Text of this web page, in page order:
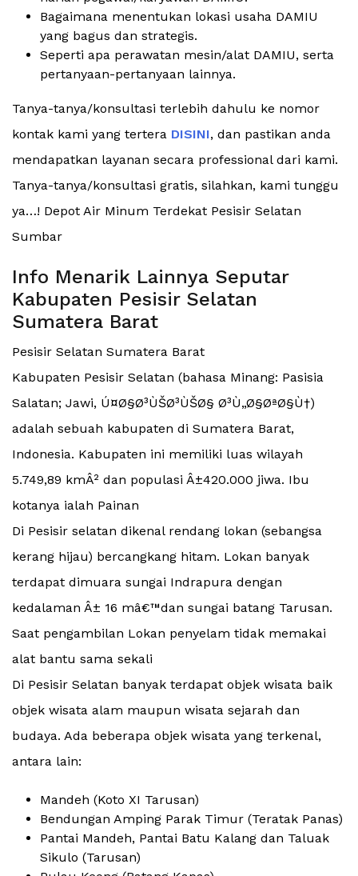
Bagaimana menentukan lokasi usaha DAMIU
yang bagus dan strategis.
Seperti apa perawatan mesin/alat DAMIU, serta
pertanyaan-pertanyaan lainnya.
Tanya-tanya/konsultasi terlebih dahulu ke nomor
kontak kami yang tertera DISINI, dan pastikan anda
mendapatkan layanan secara professional dari kami.
Tanya-tanya/konsultasi gratis, silahkan, kami tunggu
ya…! Depot Air Minum Terdekat Pesisir Selatan
Sumbar
Info Menarik Lainnya Seputar
Kabupaten Pesisir Selatan
Sumatera Barat
Pesisir Selatan Sumatera Barat
Kabupaten Pesisir Selatan (bahasa Minang: Pasisia
Salatan; Jawi, Ú¤Ø§Ø³ÙŠØ³ÙŠØ§ Ø³Ù„Ø§ØªØ§Ù†)
adalah sebuah kabupaten di Sumatera Barat,
Indonesia. Kabupaten ini memiliki luas wilayah
5.749,89 kmÂ² dan populasi Â±420.000 jiwa. Ibu
kotanya ialah Painan
Di Pesisir selatan dikenal rendang lokan (sebangsa
kerang hijau) bercangkang hitam. Lokan banyak
terdapat dimuara sungai Indrapura dengan
kedalaman Â± 16 mâ€™dan sungai batang Tarusan.
Saat pengambilan Lokan penyelam tidak memakai
alat bantu sama sekali
Di Pesisir Selatan banyak terdapat objek wisata baik
objek wisata alam maupun wisata sejarah dan
budaya. Ada beberapa objek wisata yang terkenal,
antara lain:
Mandeh (Koto XI Tarusan)
Bendungan Amping Parak Timur (Teratak Panas)
Pantai Mandeh, Pantai Batu Kalang dan Taluak
Sikulo (Tarusan)